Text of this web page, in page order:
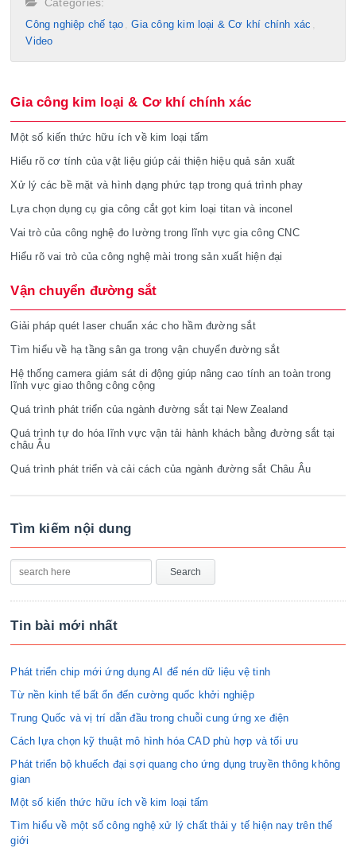
Công nghiệp chế tạo​
Gia công kim loại & Cơ khí chính xác
Video
Gia công kim loại & Cơ khí chính xác
Một số kiến thức hữu ích về kim loại tấm
Hiểu rõ cơ tính của vật liệu giúp cải thiện hiệu quả sản xuất
Xử lý các bề mặt và hình dạng phức tạp trong quá trình phay
Lựa chọn dụng cụ gia công cắt gọt kim loại titan và inconel
Vai trò của công nghệ đo lường trong lĩnh vực gia công CNC
Hiểu rõ vai trò của công nghệ mài trong sản xuất hiện đại
Vận chuyển đường sắt
Giải pháp quét laser chuẩn xác cho hầm đường sắt
Tìm hiểu về hạ tầng sân ga trong vận chuyển đường sắt
Hệ thống camera giám sát di động giúp nâng cao tính an toàn trong
lĩnh vực giao thông công cộng
Quá trình phát triển của ngành đường sắt tại New Zealand
Quá trình tự do hóa lĩnh vực vận tải hành khách bằng đường sắt tại
châu Âu
Quá trình phát triển và cải cách của ngành đường sắt Châu Âu
Tìm kiếm nội dung
Tin bài mới nhất
Phát triển chip mới ứng dụng AI để nén dữ liệu vệ tinh
Từ nền kinh tế bất ổn đến cường quốc khởi nghiệp
Trung Quốc và vị trí dẫn đầu trong chuỗi cung ứng xe điện
Cách lựa chọn kỹ thuật mô hình hóa CAD phù hợp và tối ưu
Phát triển bộ khuếch đại sợi quang cho ứng dụng truyền thông không
gian
Một số kiến thức hữu ích về kim loại tấm
Tìm hiểu về một số công nghệ xử lý chất thải y tế hiện nay trên thế
giới